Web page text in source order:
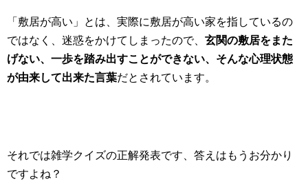
「敷居が高い」とは、実際に敷居が高い家を指しているの
ではなく、迷惑をかけてしまったので、 玄関の敷居をまた
げない、一歩を踏み出すことができない、そんな心理状態
が由来して出来た言葉だとされています。
それでは雑学クイズの正解発表です、答えはもうお分かり
ですよね？